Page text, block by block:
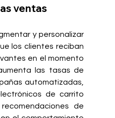
ventas
y personalizar
los clientes reciban
en el momento
las tasas de
automatizadas,
de carrito
de